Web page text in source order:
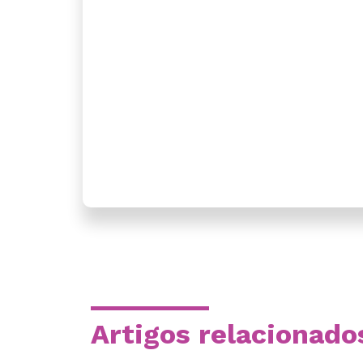
Artigos